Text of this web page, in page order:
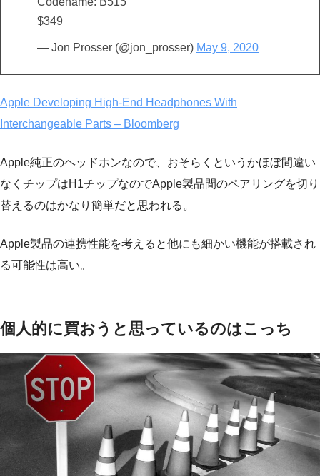
$349
— Jon Prosser (@jon_prosser) May 9, 2020
Apple Developing High-End Headphones With
Interchangeable Parts – Bloomberg
Apple純正のヘッドホンなので、おそらくというかほぼ間違い
なくチップはH1チップなのでApple製品間のペアリングを切り
替えるのはかなり簡単だと思われる。
Apple製品の連携性能を考えると他にも細かい機能が搭載され
る可能性は高い。
個人的に買おうと思っているのはこっち